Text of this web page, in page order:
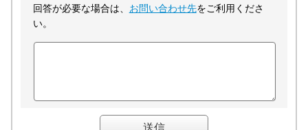
回答が必要な場合は、 お問い合わせ先をご利用くださ
い。